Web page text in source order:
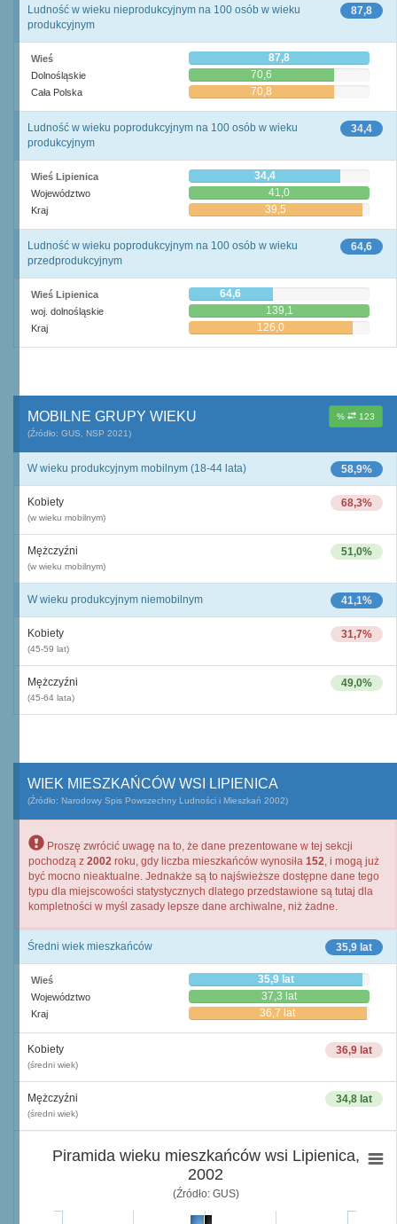
87,8
Ludność w wieku nieprodukcyjnym na 100 osób w wieku
produkcyjnym
Wieś 87,8
Dolnośląskie 70,6
Cała Polska 70,8
34,4
Ludność w wieku poprodukcyjnym na 100 osób w wieku
produkcyjnym
Wieś Lipienica 34,4
Województwo 41,0
Kraj 39,5
64,6
Ludność w wieku poprodukcyjnym na 100 osób w wieku
przedprodukcyjnym
Wieś Lipienica 64,6
woj. dolnośląskie 139,1
Kraj 126,0
% 123
MOBILNE GRUPY WIEKU
(Źródło: GUS, NSP 2021)
58,9%
W wieku produkcyjnym mobilnym (18-44 lata)
68,3%
Kobiety
(w wieku mobilnym)
51,0%
Mężczyźni
(w wieku mobilnym)
41,1%
W wieku produkcyjnym niemobilnym
31,7%
Kobiety
(45-59 lat)
49,0%
Mężczyźni
(45-64 lata)
WIEK MIESZKAŃCÓW WSI LIPIENICA
(Źródło: Narodowy Spis Powszechny Ludności i Mieszkań 2002)
Proszę zwrócić uwagę na to, że dane prezentowane w tej sekcji
pochodzą z 2002 roku, gdy liczba mieszkańców wynosiła 152, i mogą już
być mocno nieaktualne. Jednakże są to najświeższe dostępne dane tego
typu dla miejscowości statystycznych dlatego przedstawione są tutaj dla
kompletności w myśl zasady lepsze dane archiwalne, niż żadne.
35,9 lat
Średni wiek mieszkańców
Wieś 35,9 lat
Województwo 37,3 lat
Kraj 36,7 lat
36,9 lat
Kobiety
(średni wiek)
34,8 lat
Mężczyźni
(średni wiek)
Piramida wieku mieszkańców wsi Lipienica,
2002
(Źródło: GUS)